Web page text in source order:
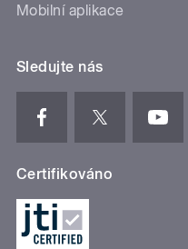
Mobilní aplikace
Sledujte nás
Certifikováno